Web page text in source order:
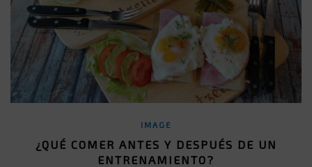
IMAGE
¿QUÉ COMER ANTES Y DESPUÉS DE UN
ENTRENAMIENTO?